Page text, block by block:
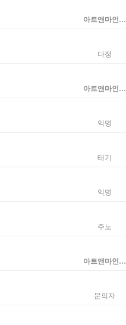
아트앤마인…
다정
아트앤마인…
익명
태기
익명
주노
아트앤마인…
문의자